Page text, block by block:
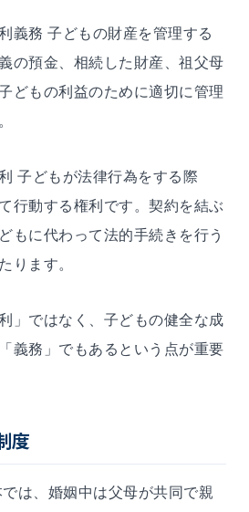
義務 子どもの財産を管理する
の預金、相続した財産、祖父母
どもの利益のために適切に管理
子どもが法律行為をする際
行動する権利です。契約を結ぶ
もに代わって法的手続きを行う
ります。
」ではなく、子どもの健全な成
義務」でもあるという点が重要
度
は、婚姻中は父母が共同で親